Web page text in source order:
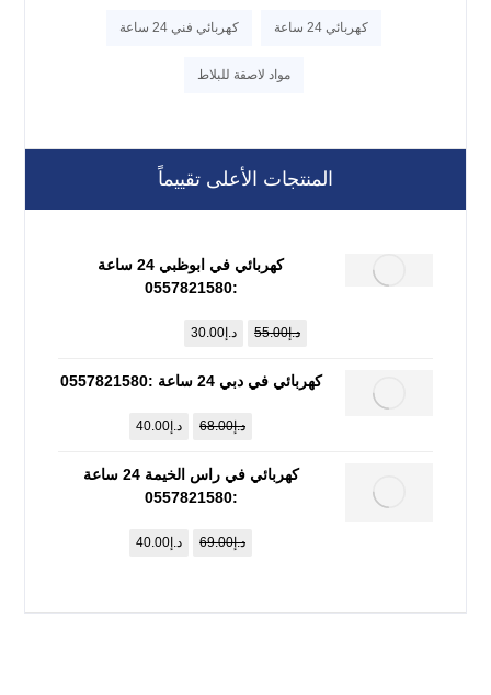
كهربائي 24 ساعة كهربائي فني 24 ساعة
مواد لاصقة للبلاط
المنتجات الأعلى تقييماً
كهربائي في ابوظبي 24 ساعة
:0557821580
د.إ55.00 د.إ30.00
كهربائي في دبي 24 ساعة :0557821580
د.إ68.00 د.إ40.00
كهربائي في راس الخيمة 24 ساعة
:0557821580
د.إ69.00 د.إ40.00